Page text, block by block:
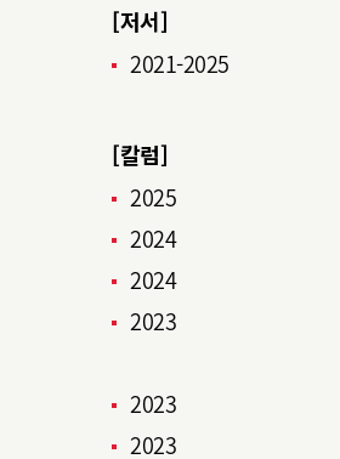
[저서]
2021-2025
[칼럼]
2025
2024
2024
2023
2023
2023